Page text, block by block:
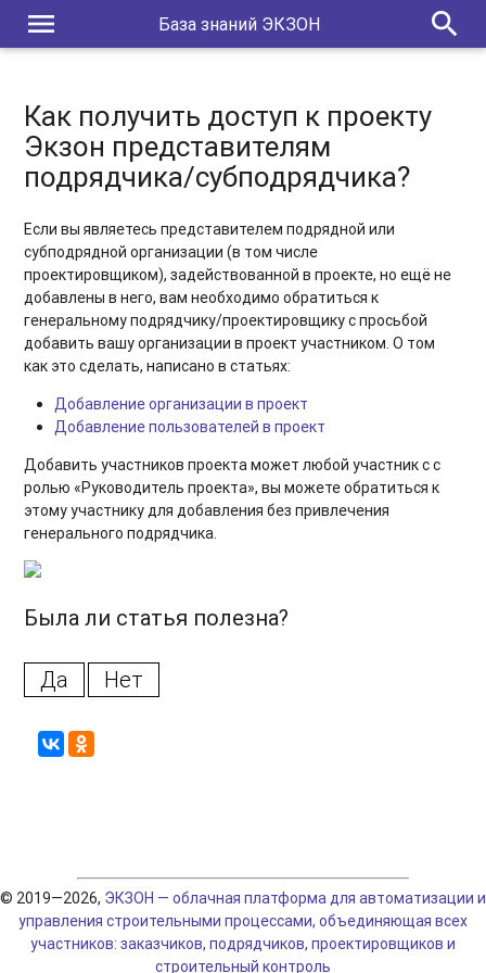
menu
Как подписать МЧД?
Как получить доступ к проекту Экзон представителям
подрядчика/субподрядчика?
База знаний ЭКЗОН search
Как получить доступ к проекту
Экзон представителям
подрядчика/субподрядчика?
Если вы являетесь представителем подрядной или
субподрядной организации (в том числе
проектировщиком), задействованной в проекте, но ещё не
добавлены в него, вам необходимо обратиться к
генеральному подрядчику/проектировщику с просьбой
добавить вашу организации в проект участником. О том
как это сделать, написано в статьях:
Добавление организации в проект
Добавление пользователей в проект
Добавить участников проекта может любой участник с с
ролью «Руководитель проекта», вы можете обратиться к
этому участнику для добавления без привлечения
генерального подрядчика.
Была ли статья полезна?
Да Нет
© 2019—2026, ЭКЗОН — облачная платформа для автоматизации и
управления строительными процессами, объединяющая всех
участников: заказчиков, подрядчиков, проектировщиков и
строительный контроль